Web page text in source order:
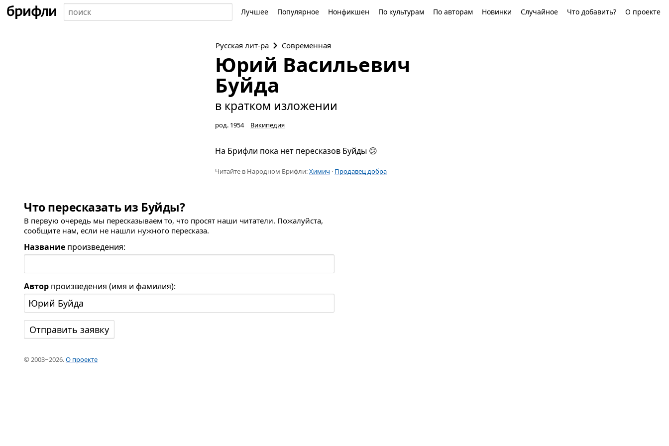
Лучшее Популярное Нонфикшен По культурам По авторам Новинки Случайное Что добавить? О проекте
Русская лит-ра Современная
Юрий Васильевич
Буйда
в кратком изложении
род. 1954 Википедия
На Брифли пока нет пересказов Буйды 😕
Читайте в Народном Брифли:Химич · Продавец добра
Что пересказать из Буйды?
В первую очередь мы пересказываем то, что просят наши читатели. Пожалуйста,
сообщите нам, если не нашли нужного пересказа.
Название произведения:
Автор произведения (имя и фамилия):
© 2003−2026.О проекте